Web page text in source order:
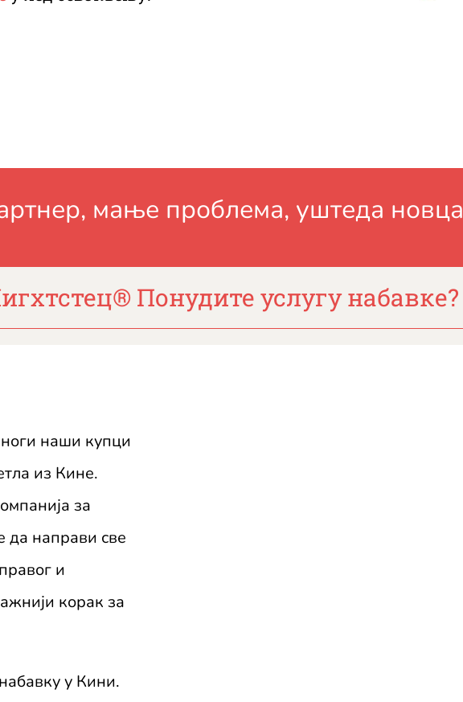
мање проблема, уштеда новца
® Понудите услугу набавке?
наши купци
из Кине.
за
да направи све
и
корак за
у Кини.